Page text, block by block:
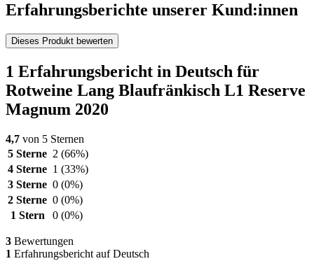
Erfahrungsberichte unserer Kund:innen
Dieses Produkt bewerten
1 Erfahrungsbericht in Deutsch für
Rotweine Lang Blaufränkisch L1 Reserve
Magnum 2020
4,7 von 5 Sternen
5 Sterne 2 (66%)
4 Sterne 1 (33%)
3 Sterne 0 (0%)
2 Sterne 0 (0%)
1 Stern
0 (0%)
3 Bewertungen
1 Erfahrungsbericht auf Deutsch